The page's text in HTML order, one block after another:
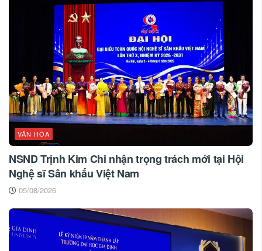
VĂN HÓA
NSND Trịnh Kim Chi nhận trọng trách mới tại Hội
Nghệ sĩ Sân khấu Việt Nam
05/08/2026